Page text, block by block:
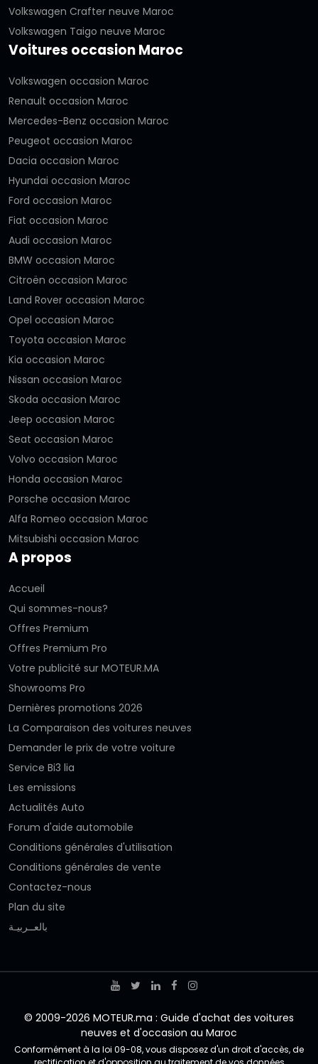
Volkswagen Crafter neuve Maroc
Volkswagen Taigo neuve Maroc
Voitures occasion Maroc
Volkswagen occasion Maroc
Renault occasion Maroc
Mercedes-Benz occasion Maroc
Peugeot occasion Maroc
Dacia occasion Maroc
Hyundai occasion Maroc
Ford occasion Maroc
Fiat occasion Maroc
Audi occasion Maroc
BMW occasion Maroc
Citroën occasion Maroc
Land Rover occasion Maroc
Opel occasion Maroc
Toyota occasion Maroc
Kia occasion Maroc
Nissan occasion Maroc
Skoda occasion Maroc
Jeep occasion Maroc
Seat occasion Maroc
Volvo occasion Maroc
Honda occasion Maroc
Porsche occasion Maroc
Alfa Romeo occasion Maroc
Mitsubishi occasion Maroc
A propos
Accueil
Qui sommes-nous?
Offres Premium
Offres Premium Pro
Votre publicité sur MOTEUR.MA
Showrooms Pro
Dernières promotions 2026
La Comparaison des voitures neuves
Demander le prix de votre voiture
Service Bi3 lia
Les emissions
Actualités Auto
Forum d'aide automobile
Conditions générales d'utilisation
Conditions générales de vente
Contactez-nous
Plan du site
بالعــربيـة
© 2009-2026 MOTEUR.ma : Guide d'achat des voitures
neuves et d'occasion au Maroc
Conformément à la loi 09-08, vous disposez d'un droit d'accès, de